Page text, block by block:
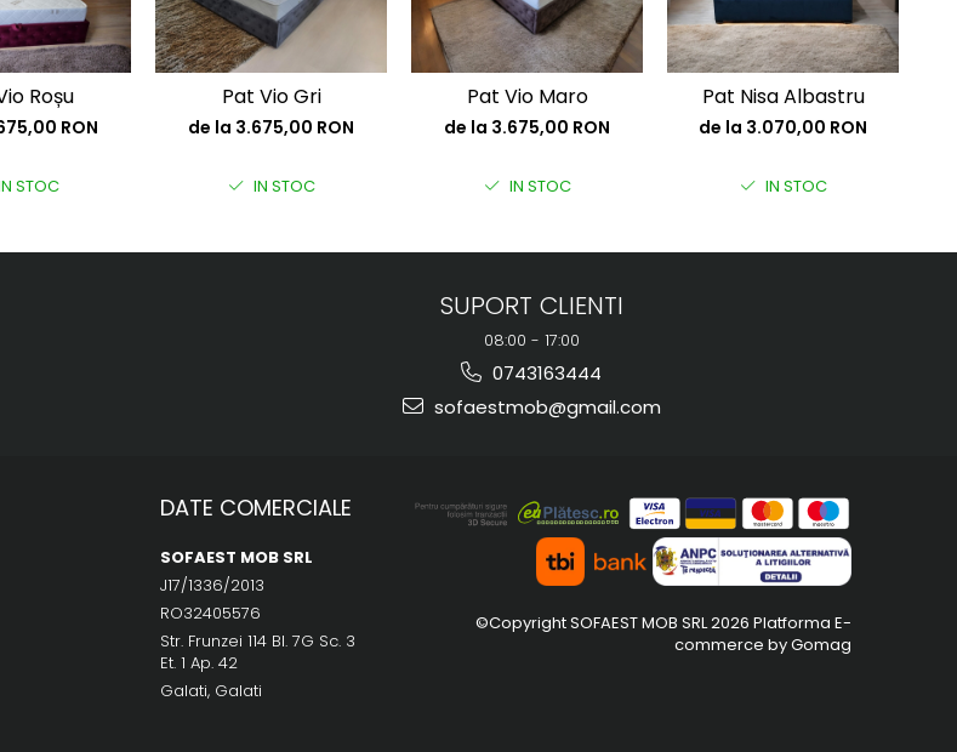
Roșu
RON
STOC
Pat Vio Gri
de la 3.675,00 RON
IN STOC
Pat Vio Maro
de la 3.675,00 RON
IN STOC
Pat Nisa Albastru
de la 3.070,00 RON
IN STOC
SUPORT CLIENTI
08:00 - 17:00
0743163444
sofaestmob@gmail.com
DATE COMERCIALE
SOFAEST MOB SRL
J17/1336/2013
RO32405576
Str. Frunzei 114 Bl. 7G Sc. 3
Et. 1 Ap. 42
Galati, Galati
©Copyright SOFAEST MOB SRL 2026 Platforma E-
commerce by Gomag